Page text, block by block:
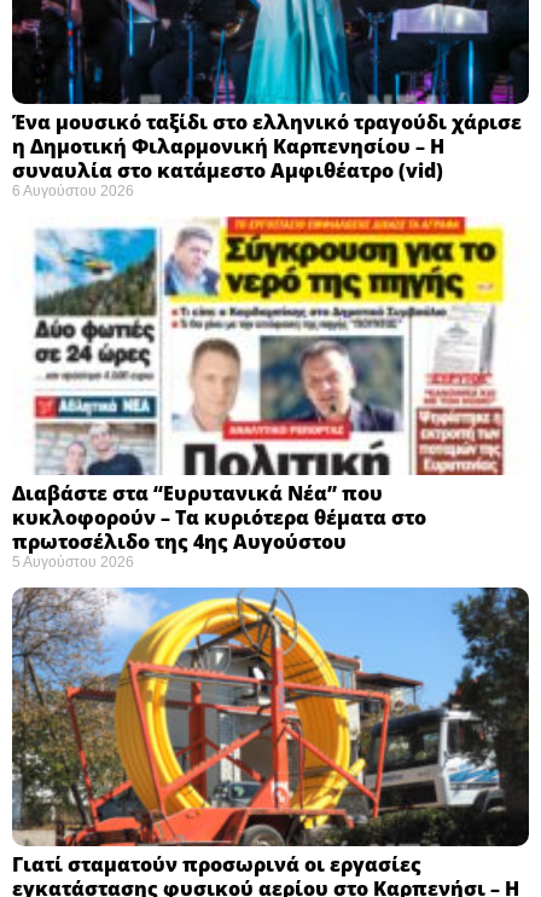
Ένα μουσικό ταξίδι στο ελληνικό τραγούδι χάρισε
η Δημοτική Φιλαρμονική Καρπενησίου – Η
συναυλία στο κατάμεστο Αμφιθέατρο (vid)
6 Αυγούστου 2026
Διαβάστε στα “Ευρυτανικά Νέα” που
κυκλοφορούν – Τα κυριότερα θέματα στο
πρωτοσέλιδο της 4ης Αυγούστου
5 Αυγούστου 2026
Γιατί σταματούν προσωρινά οι εργασίες
εγκατάστασης φυσικού αερίου στο Καρπενήσι – Η